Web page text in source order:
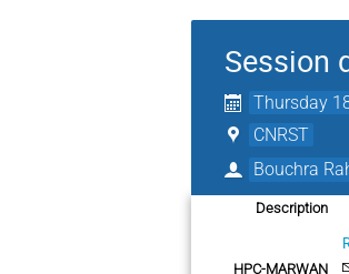
Session
Thursday
CNRST
Bouchra
Description
HPC-MARWAN